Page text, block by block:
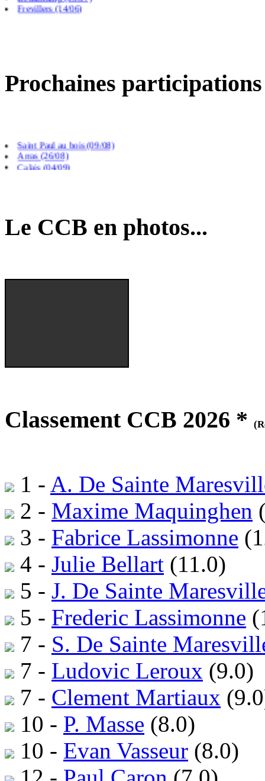
Prochaines participations
Arras (26/08)
Calais (04/09)
Le CCB en photos...
Classement CCB 2026 *
1 - A. De Sainte
2 - Maxime Maquinghen
3 - Fabrice Lassimonne
4 - Julie Bellart (11.0)
5 - J. De Sainte
5 - Frederic Lassimonne
7 - S. De Sainte
7 - Ludovic Leroux (9.0)
7 - Clement Martiaux
10 - P. Masse (8.0)
10 - Evan Vasseur (8.0)